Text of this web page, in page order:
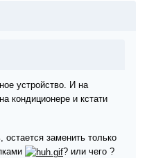
устройство. И на
кондиционере и кстати
заменить только
? или чего ?